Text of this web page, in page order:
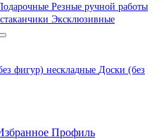
Резные ручной работы
Эксклюзивные
фигур) нескладные Доски (без
Профиль